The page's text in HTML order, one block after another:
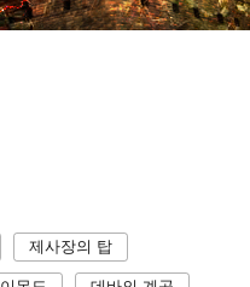
제사장의 탑